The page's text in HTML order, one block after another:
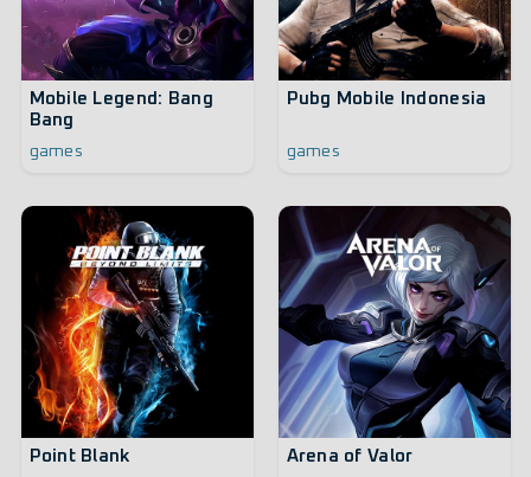
Mobile Legend: Bang
Bang
games
Pubg Mobile Indonesia
games
Point Blank Arena of Valor